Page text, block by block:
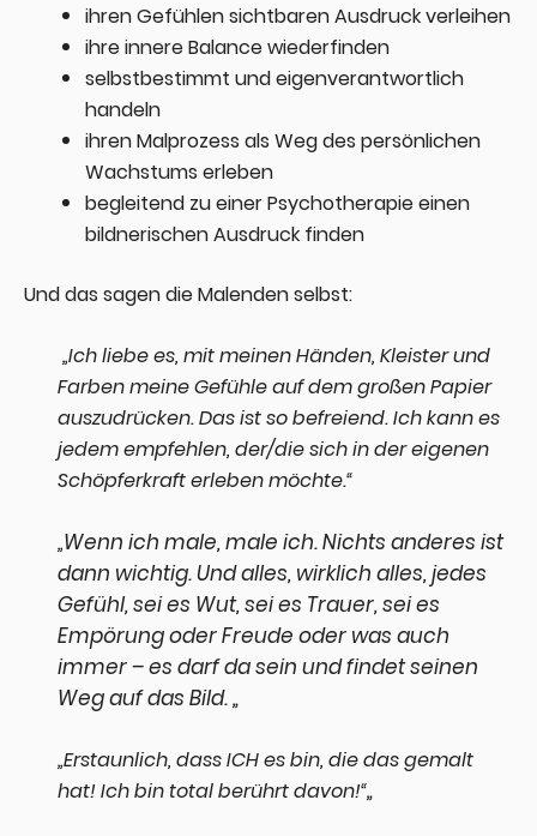
ihren Gefühlen sichtbaren Ausdruck verleihen
ihre innere Balance wiederfinden
selbstbestimmt und eigenverantwortlich
handeln
ihren Malprozess als Weg des persönlichen
Wachstums erleben
begleitend zu einer Psychotherapie einen
bildnerischen Ausdruck finden
Und das sagen die Malenden selbst:
„Ich liebe es, mit meinen Händen, Kleister und
Farben meine Gefühle auf dem großen Papier
auszudrücken. Das ist so befreiend. Ich kann es
jedem empfehlen, der/die sich in der eigenen
Schöpferkraft erleben möchte.“
„Wenn ich male, male ich. Nichts anderes ist
dann wichtig. Und alles, wirklich alles, jedes
Gefühl, sei es Wut, sei es Trauer, sei es
Empörung oder Freude oder was auch
immer – es darf da sein und findet seinen
Weg auf das Bild. „
„Erstaunlich, dass ICH es bin, die das gemalt
hat! Ich bin total berührt davon!“„